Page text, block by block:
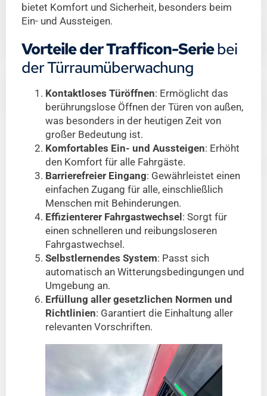
bietet Komfort und Sicherheit, besonders beim
Ein- und Aussteigen.
Vorteile der Trafficon-Seriebei
der Türraumüberwachung
Kontaktloses Türöffnen: Ermöglicht das
berührungslose Öffnen der Türen von außen,
was besonders in der heutigen Zeit von
großer Bedeutung ist.
Komfortables Ein- und Aussteigen: Erhöht
den Komfort für alle Fahrgäste.
Barrierefreier Eingang: Gewährleistet einen
einfachen Zugang für alle, einschließlich
Menschen mit Behinderungen.
Effizienterer Fahrgastwechsel: Sorgt für
einen schnelleren und reibungsloseren
Fahrgastwechsel.
Selbstlernendes System: Passt sich
automatisch an Witterungsbedingungen und
Umgebung an.
Erfüllung aller gesetzlichen Normen und
Richtlinien: Garantiert die Einhaltung aller
relevanten Vorschriften.